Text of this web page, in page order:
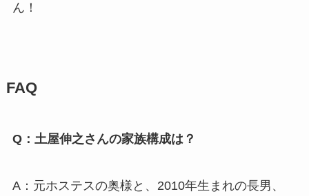
ん！
FAQ
Q：土屋伸之さんの家族構成は？
A：元ホステスの奥様と、2010年生まれの長男、